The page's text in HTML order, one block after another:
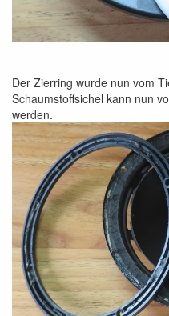
Der Zierring wurde nun vom
Schaumstoffsichel kann nun
werden.